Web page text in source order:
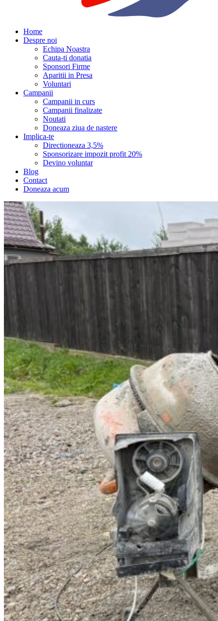
Home
Despre noi
Echipa Noastra
Cauta-ti donatia
Sponsori Firme
Aparitii in Presa
Voluntari
Campanii
Campanii in curs
Campanii finalizate
Noutati
Doneaza ziua de nastere
Implica-te
Directioneaza 3,5%
Sponsorizare impozit profit 20%
Devino voluntar
Blog
Contact
Doneaza acum